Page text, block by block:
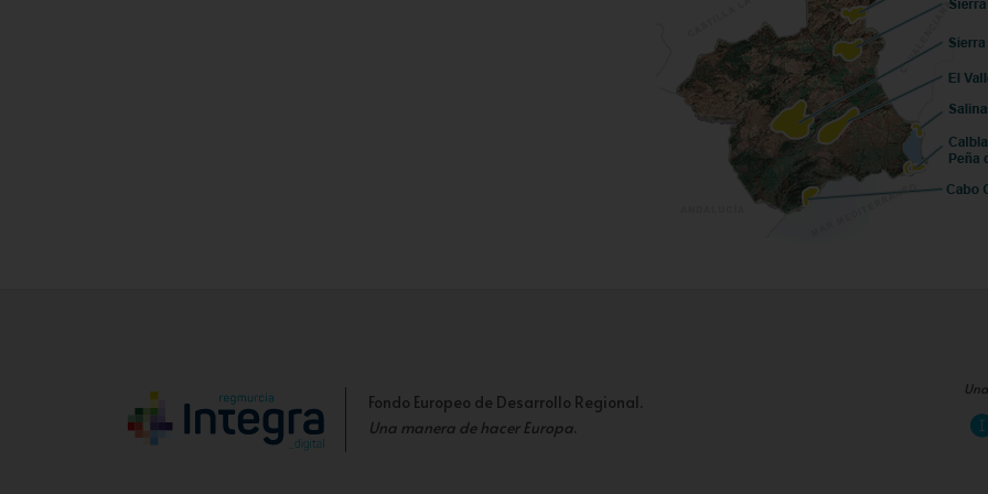
Fondo Europeo de Desarrollo Regional.
Una manera de hacer Europa.